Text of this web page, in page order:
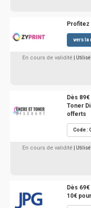
vers la
En cours de validité |
Dès
Toner
offerts
Code :
En cours de validité |
Dès
10€